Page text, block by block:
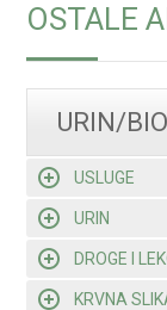
OSTALE
URIN/
USLUGE
URIN
DROGE I
KRVNA